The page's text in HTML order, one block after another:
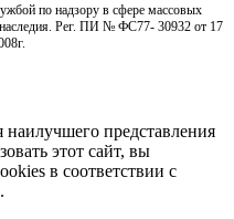
по надзору в сфере массовых
Рег. ПИ № ФС77- 30932 от 17
представления
этот сайт, вы
в соответствии с